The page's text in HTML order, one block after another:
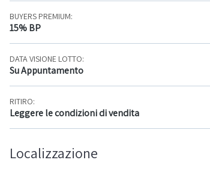
BUYERS PREMIUM:
15% BP
DATA VISIONE LOTTO:
Su Appuntamento
RITIRO:
Leggere le condizioni di vendita
Localizzazione